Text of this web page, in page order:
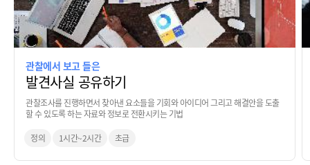
관찰에서 보고 들은
발견사실 공유하기
관찰조사를 진행하면서 찾아낸 요소들을 기회와 아이디어 그리고 해결안을 도출
할 수 있도록 하는 자료와 정보로 전환시키는 기법
정의 1시간~2시간 초급